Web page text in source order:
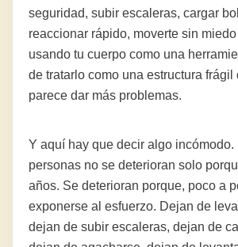
seguridad, subir escaleras, cargar
reaccionar rápido, moverte sin
usando tu cuerpo como una
de tratarlo como una estructura frágil
parece dar más problemas.
Y aquí hay que decir algo incómodo.
personas no se deterioran solo
años. Se deterioran porque, poco a
exponerse al esfuerzo. Dejan de
dejan de subir escaleras, dejan de